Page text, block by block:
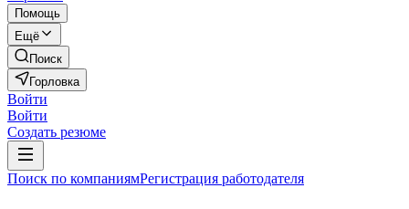
Помощь
Ещё
Поиск
Горловка
Войти
Войти
Создать резюме
Поиск по компаниямРегистрация работодателя